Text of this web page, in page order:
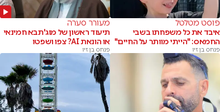
פוסט מטלטל
איבד את כל משפחתו בשבי
החמאס: "הייתי מוותר על החיים"
פנחס בן זיו
מעורר סערה
תיעוד ראשון של מוג'תבא חמינאי
או הונאת AI? צפו ושפטו
פנחס בן זיו